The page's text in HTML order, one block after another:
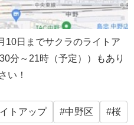
10日までサクラのライトア
分～21時（予定））もあり
い！
トアップ 中野区 桜